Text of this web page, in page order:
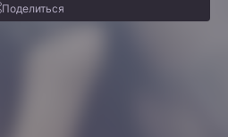
Поделиться